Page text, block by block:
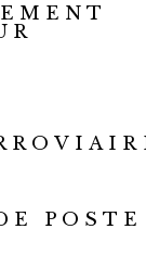
POSTE